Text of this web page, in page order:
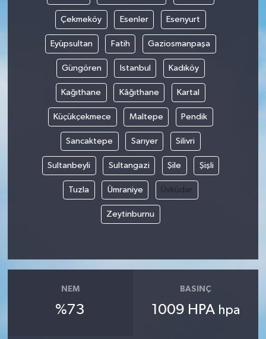
Çekmeköy Esenler Esenyurt
Eyüpsultan Fatih Gaziosmanpaşa
Güngören Istanbul Kadıköy
Kağıthane Kâğıthane Kartal
Küçükçekmece Maltepe Pendik
Sancaktepe Sarıyer Silivri
Sultanbeyli Sultangazi Şile Şişli
Tuzla Ümraniye Üsküdar
Zeytinburnu
NEM
%73
BASINÇ
1009 HPA hpa